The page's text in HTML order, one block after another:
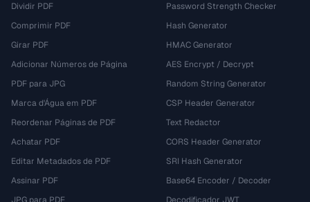
Dividir PDF
Comprimir PDF
Girar PDF
Adicionar Números de Página
PDF para JPG
Marca d'Água em PDF
Reordenar Páginas de PDF
Achatar PDF
Editar Metadados de PDF
Assinar PDF
Password Strength Checker
Hash Generator
HMAC Generator
AES Encrypt / Decrypt
Random String Generator
CSP Header Generator
Text Redactor
CORS Header Generator
SRI Hash Generator
Base64 Encoder / Decoder